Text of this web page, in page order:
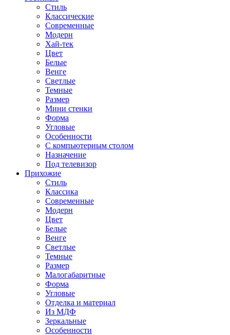
Стиль
Классические
Современные
Модерн
Хай-тек
Цвет
Белые
Венге
Светлые
Темные
Размер
Мини стенки
Форма
Угловые
Особенности
С компьютерным столом
Назначение
Под телевизор
Прихожие
Стиль
Классика
Современные
Модерн
Цвет
Белые
Венге
Светлые
Темные
Размер
Малогабаритные
Форма
Угловые
Отделка и материал
Из МДФ
Зеркальные
Особенности